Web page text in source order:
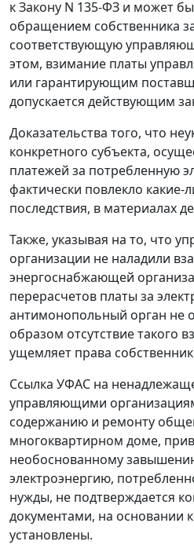
кЗакону N 135-ФЗ и может
обращением собственника
соответствующую
этом, взимание платы
или гарантирующим
допускается действующим
Доказательства того, что
конкретного субъекта,
платежей за потребленную
фактически повлекло какие-
последствия, в материалах
Также, указывая на то, что
организации не наладили
энергоснабжающей
перерасчетов платы за
антимонопольный орган не
образом отсутствие такого
ущемляет права
Ссылка УФАС на
управляющими
содержанию и ремонту
многоквартирном доме,
необоснованному
электроэнергию,
нужды, не подтверждается
документами, на основании
установлены.